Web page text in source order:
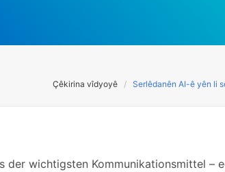
Serlêdanên AI-ê yên li
Çêkirina vîdyoyê
der wichtigsten Kommunikationsmittel –